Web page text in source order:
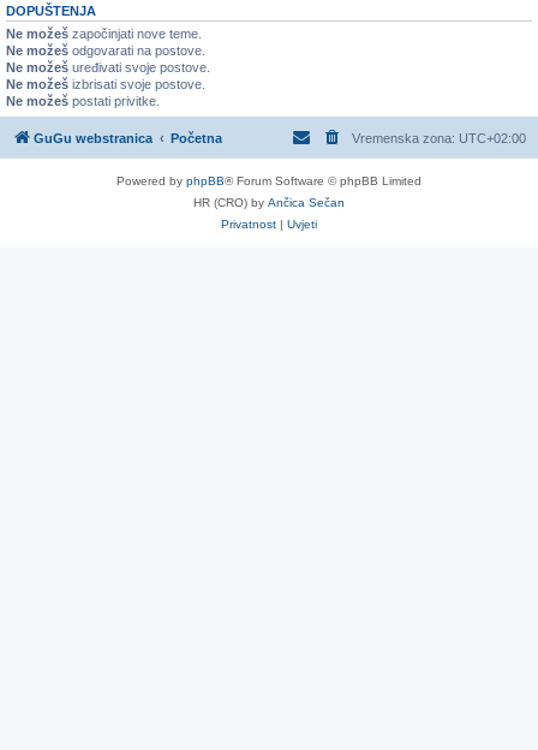
DOPUŠTENJA
Ne možeš započinjati nove teme.
Ne možeš odgovarati na postove.
Ne možeš uređivati svoje postove.
Ne možeš izbrisati svoje postove.
Ne možeš postati privitke.
GuGu webstranica Početna Vremenska zona: UTC+02:00
Powered by phpBB® Forum Software © phpBB Limited
HR (CRO) by Ančica Sečan
Privatnost | Uvjeti